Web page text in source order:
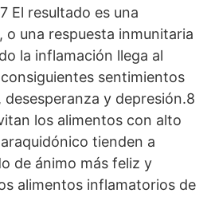
El resultado es una
o una respuesta inmunitaria
la inflamación llega al
sentimientos
desesperanza y depresión.8
los alimentos con alto
tienden a
de ánimo más feliz y
alimentos inflamatorios de